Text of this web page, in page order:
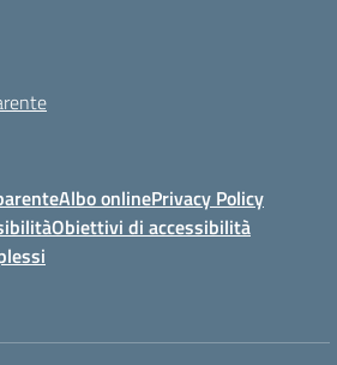
Albo onlinePrivacy Policy
Obiettivi di accessibilità